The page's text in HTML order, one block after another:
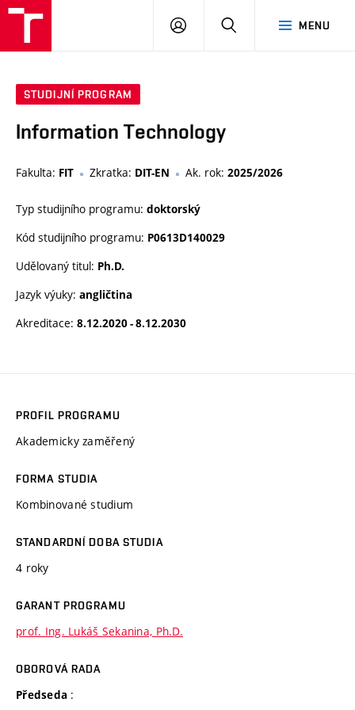
MENU
PŘIHLÁSIT
STUDIJNÍ PROGRAM
Information Technology
Fakulta: FIT Zkratka: DIT-EN Ak. rok: 2025/2026
Typ studijního programu: doktorský
Kód studijního programu: P0613D140029
Udělovaný titul: Ph.D.
Jazyk výuky: angličtina
Akreditace: 8.12.2020 - 8.12.2030
PROFIL PROGRAMU
Akademicky zaměřený
FORMA STUDIA
Kombinované studium
STANDARDNÍ DOBA STUDIA
4 roky
GARANT PROGRAMU
prof. Ing. Lukáš Sekanina, Ph.D.
OBOROVÁ RADA
Předseda :